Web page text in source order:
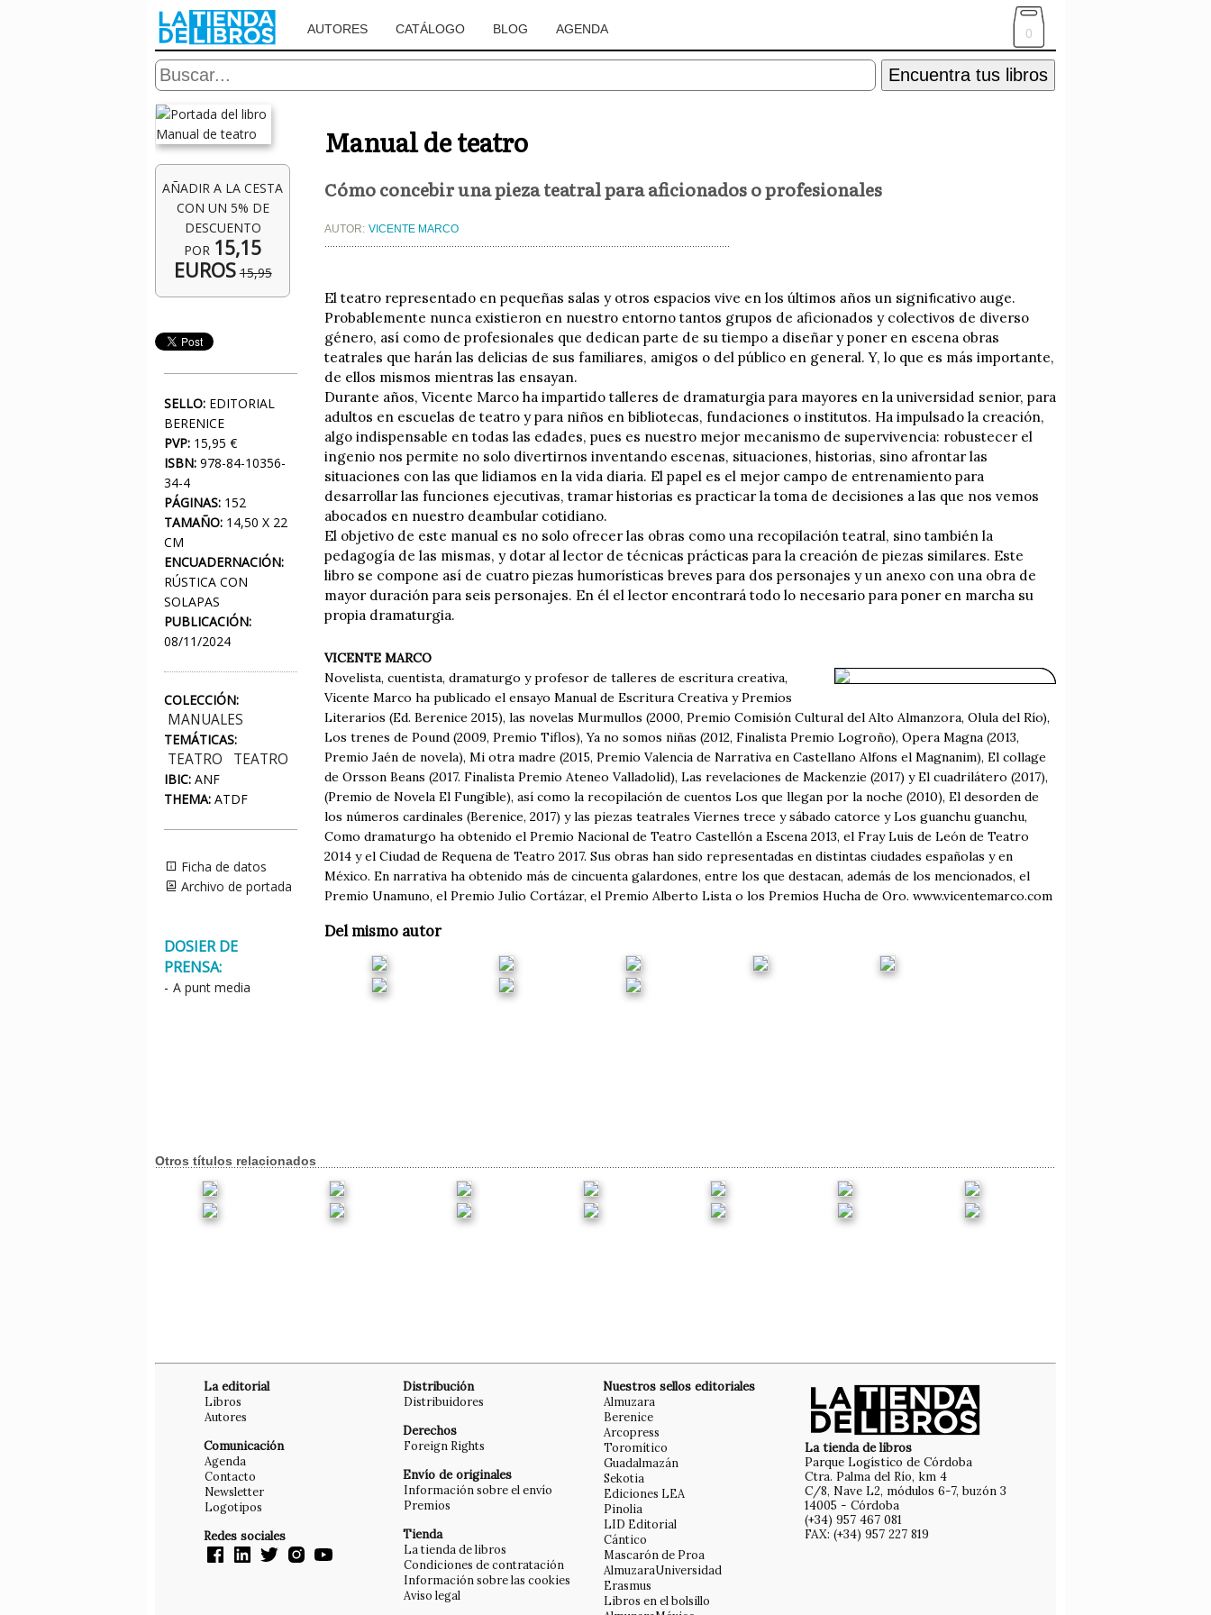
AUTORES CATÁLOGO BLOG AGENDA 0
Encuentra tus libros
AÑADIR A LA CESTA
CON UN 5% DE
DESCUENTO
POR 15,15
EUROS 15,95
SELLO: EDITORIAL
BERENICE
PVP: 15,95 €
ISBN: 978-84-10356-
34-4
PÁGINAS: 152
TAMAÑO: 14,50 X 22
CM
ENCUADERNACIÓN:
RÚSTICA CON
SOLAPAS
PUBLICACIÓN:
08/11/2024
COLECCIÓN:
MANUALES
TEMÁTICAS:
TEATRO TEATRO
IBIC: ANF
THEMA: ATDF
Ficha de datos
Archivo de portada
DOSIER DE
PRENSA:
- A punt media
Manual de teatro
Cómo concebir una pieza teatral para aficionados o profesionales
AUTOR: VICENTE MARCO
El teatro representado en pequeñas salas y otros espacios vive en los últimos años un signiﬁcativo auge.
Probablemente nunca existieron en nuestro entorno tantos grupos de aficionados y colectivos de diverso
género, así como de profesionales que dedican parte de su tiempo a diseñar y poner en escena obras
teatrales que harán las delicias de sus familiares, amigos o del público en general. Y, lo que es más importante,
de ellos mismos mientras las ensayan.
Durante años, Vicente Marco ha impartido talleres de dramaturgia para mayores en la universidad senior, para
adultos en escuelas de teatro y para niños en bibliotecas, fundaciones o institutos. Ha impulsado la creación,
algo indispensable en todas las edades, pues es nuestro mejor mecanismo de supervivencia: robustecer el
ingenio nos permite no solo divertirnos inventando escenas, situaciones, historias, sino afrontar las
situaciones con las que lidiamos en la vida diaria. El papel es el mejor campo de entrenamiento para
desarrollar las funciones ejecutivas, tramar historias es practicar la toma de decisiones a las que nos vemos
abocados en nuestro deambular cotidiano.
El objetivo de este manual es no solo ofrecer las obras como una recopilación teatral, sino también la
pedagogía de las mismas, y dotar al lector de técnicas prácticas para la creación de piezas similares. Este
libro se compone así de cuatro piezas humorísticas breves para dos personajes y un anexo con una obra de
mayor duración para seis personajes. En él el lector encontrará todo lo necesario para poner en marcha su
propia dramaturgia.
VICENTE MARCO
Novelista, cuentista, dramaturgo y profesor de talleres de escritura creativa,
Vicente Marco ha publicado el ensayo Manual de Escritura Creativa y Premios
Literarios (Ed. Berenice 2015), las novelas Murmullos (2000, Premio Comisión Cultural del Alto Almanzora, Olula del Río),
Los trenes de Pound (2009, Premio Tiflos), Ya no somos niñas (2012, Finalista Premio Logroño), Opera Magna (2013,
Premio Jaén de novela), Mi otra madre (2015, Premio Valencia de Narrativa en Castellano Alfons el Magnanim), El collage
de Orsson Beans (2017. Finalista Premio Ateneo Valladolid), Las revelaciones de Mackenzie (2017) y El cuadrilátero (2017),
(Premio de Novela El Fungible), así como la recopilación de cuentos Los que llegan por la noche (2010), El desorden de
los números cardinales (Berenice, 2017) y las piezas teatrales Viernes trece y sábado catorce y Los guanchu guanchu,
Como dramaturgo ha obtenido el Premio Nacional de Teatro Castellón a Escena 2013, el Fray Luis de León de Teatro
2014 y el Ciudad de Requena de Teatro 2017. Sus obras han sido representadas en distintas ciudades españolas y en
México. En narrativa ha obtenido más de cincuenta galardones, entre los que destacan, además de los mencionados, el
Premio Unamuno, el Premio Julio Cortázar, el Premio Alberto Lista o los Premios Hucha de Oro. www.vicentemarco.com
Del mismo autor
Otros títulos relacionados
La editorial
Libros
Autores
Comunicación
Agenda
Contacto
Newsletter
Logotipos
Redes sociales
Distribución
Distribuidores
Derechos
Foreign Rights
Envío de originales
Información sobre el envío
Premios
Tienda
La tienda de libros
Condiciones de contratación
Información sobre las cookies
Aviso legal
Nuestros sellos editoriales
Almuzara
Berenice
Arcopress
Toromítico
Guadalmazán
Sekotia
Ediciones LEA
Pinolia
LID Editorial
Cántico
Mascarón de Proa
AlmuzaraUniversidad
Erasmus
Libros en el bolsillo
La tienda de libros
Parque Logístico de Córdoba
Ctra. Palma del Río, km 4
C/8, Nave L2, módulos 6-7, buzón 3
14005 - Córdoba
(+34) 957 467 081
FAX: (+34) 957 227 819